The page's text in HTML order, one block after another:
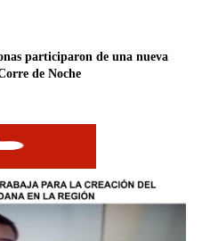
participaron de una nueva
de Noche